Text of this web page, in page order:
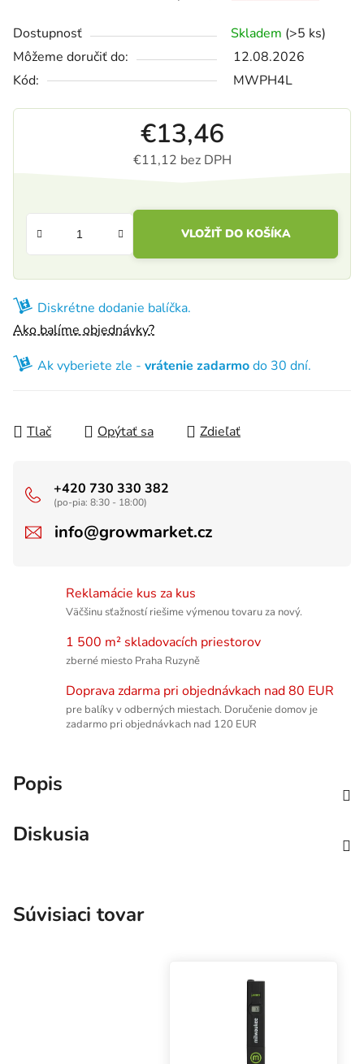
Dostupnosť Skladem (>5 ks)
Môžeme doručiť do:
12.08.2026
Kód:
MWPH4L
€13,46
€11,12 bez DPH
VLOŽIŤ DO KOŠÍKA
Diskrétne dodanie balíčka.
Ako balíme objednávky?
Ak vyberiete zle - vrátenie zadarmodo 30 dní.
Tlač Opýtať sa Zdieľať
+420 730 330 382
(po-pia: 8:30 - 18:00)
info@growmarket.cz
Reklamácie kus za kus
Väčšinu sťažností riešime výmenou tovaru za nový.
1 500 m² skladovacích priestorov
zberné miesto Praha Ruzyně
Doprava zdarma pri objednávkach nad 80 EUR
pre balíky v odberných miestach. Doručenie domov je
zadarmo pri objednávkach nad 120 EUR
Popis
Diskusia
Súvisiaci tovar